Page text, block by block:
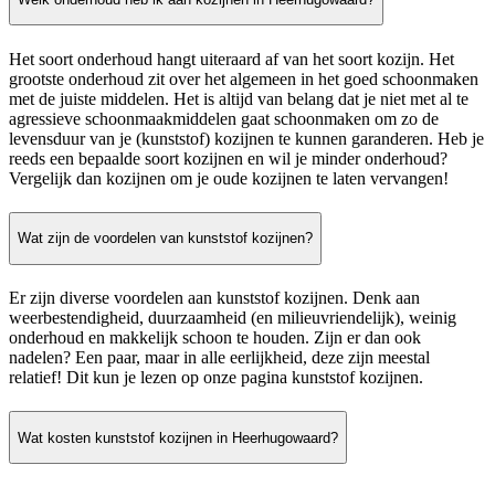
Het soort onderhoud hangt uiteraard af van het soort kozijn. Het
grootste onderhoud zit over het algemeen in het goed schoonmaken
met de juiste middelen. Het is altijd van belang dat je niet met al te
agressieve schoonmaakmiddelen gaat schoonmaken om zo de
levensduur van je (kunststof) kozijnen te kunnen garanderen. Heb je
reeds een bepaalde soort kozijnen en wil je minder onderhoud?
Vergelijk dan kozijnen om je oude kozijnen te laten vervangen!
Wat zijn de voordelen van kunststof kozijnen?
Er zijn diverse voordelen aan kunststof kozijnen. Denk aan
weerbestendigheid, duurzaamheid (en milieuvriendelijk), weinig
onderhoud en makkelijk schoon te houden. Zijn er dan ook
nadelen? Een paar, maar in alle eerlijkheid, deze zijn meestal
relatief! Dit kun je lezen op onze pagina kunststof kozijnen.
Wat kosten kunststof kozijnen in Heerhugowaard?